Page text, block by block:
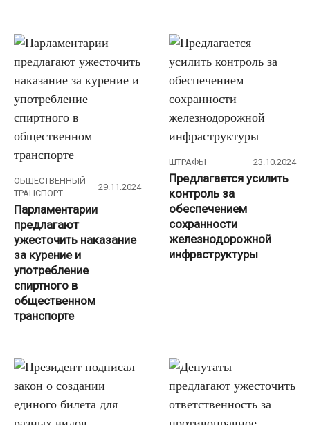
ОБЩЕСТВЕННЫЙ
ТРАНСПОРТ
29.11.2024
Парламентарии
предлагают
ужесточить наказание
за курение и
употребление
спиртного в
общественном
транспорте
ШТРАФЫ 23.10.2024
Предлагается усилить
контроль за
обеспечением
сохранности
железнодорожной
инфраструктуры